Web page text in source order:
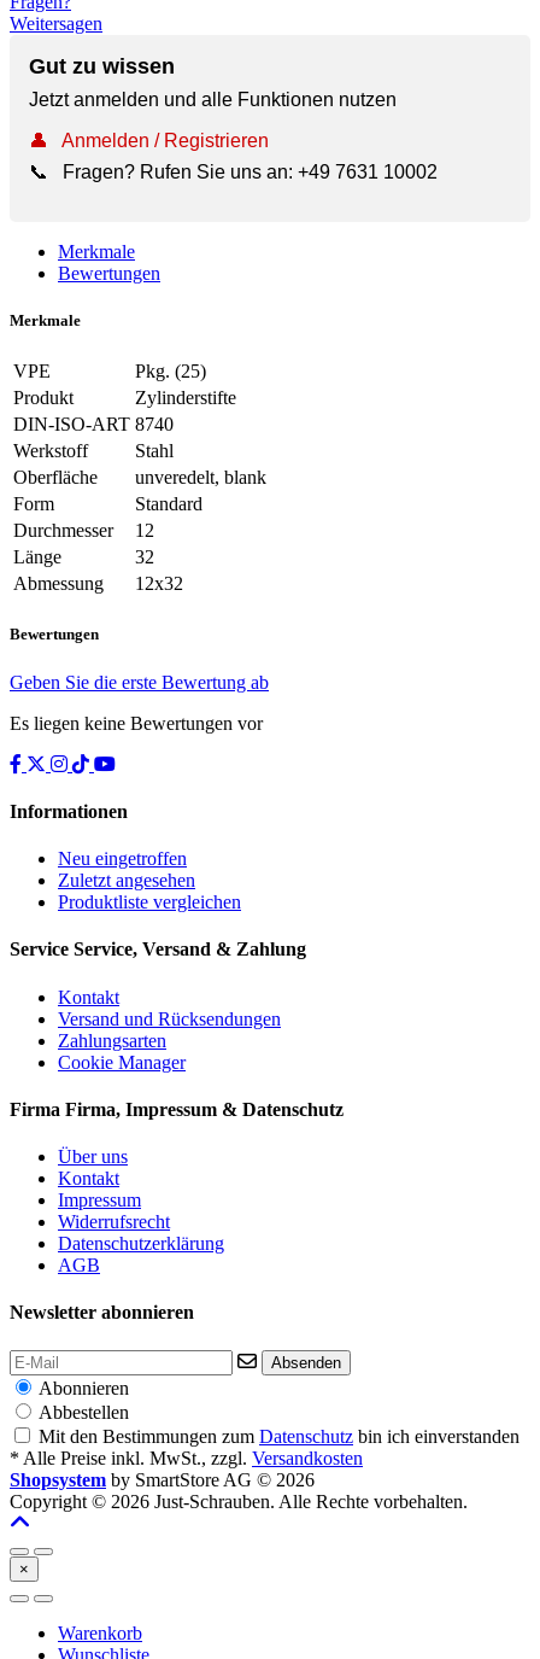
Weitersagen
Gut zu wissen
Jetzt anmelden und alle Funktionen nutzen
👤
Anmelden / Registrieren
📞
Fragen? Rufen Sie uns an: +49 7631 10002
Merkmale
Bewertungen
Merkmale
VPE
Pkg. (25)
Produkt
Zylinderstifte
DIN-ISO-ART 8740
Werkstoff
Stahl
Oberfläche
unveredelt, blank
Form
Standard
Durchmesser
12
Länge
32
Abmessung
12x32
Bewertungen
Geben Sie die erste Bewertung ab
Es liegen keine Bewertungen vor
Informationen
Neu eingetroffen
Zuletzt angesehen
Produktliste vergleichen
Service Service, Versand & Zahlung
Kontakt
Versand und Rücksendungen
Zahlungsarten
Cookie Manager
Firma Firma, Impressum & Datenschutz
Über uns
Kontakt
Impressum
Widerrufsrecht
Datenschutzerklärung
AGB
Newsletter abonnieren
Absenden
Abonnieren
Abbestellen
Mit den Bestimmungen zum Datenschutz bin ich einverstanden
* Alle Preise inkl. MwSt., zzgl. Versandkosten
Shopsystem by SmartStore AG © 2026
Copyright © 2026 Just-Schrauben. Alle Rechte vorbehalten.
×
Warenkorb
Wunschliste